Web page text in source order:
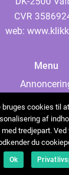
web:
Menu
Cookies
Kontakt os
Sitemap
bruges cookies til
af
tredjepart.
du
Ok